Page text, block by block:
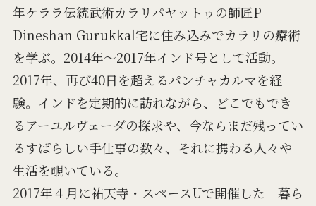
年ケララ伝統武術カラリパヤットゥの師匠P
Dineshan Gurukkal宅に住み込みでカラリの療術
を学ぶ。2014年〜2017年インド号として活動。
2017年、再び40日を超えるパンチャカルマを経
験。インドを定期的に訪れながら、どこでもでき
るアーユルヴェーダの探求や、今ならまだ残ってい
るすばらしい手仕事の数々、それに携わる人々や
生活を覗いている。
2017年４月に祐天寺・スペースUで開催した「暮ら